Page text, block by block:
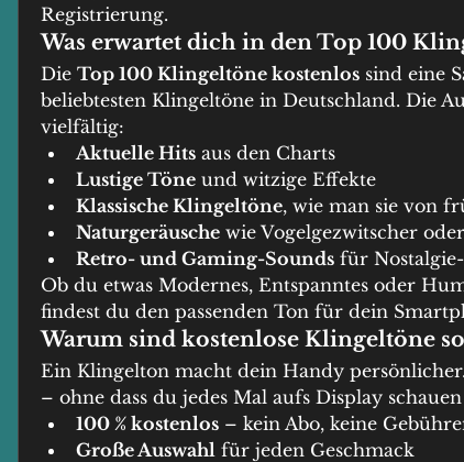
Registrierung.
Was erwartet dich in den Top 100
Die Top 100 Klingeltöne kostenlos sind eine
beliebtesten Klingeltöne in Deutschland. Die
vielfältig:
Aktuelle Hits aus den Charts
Lustige Töne und witzige Effekte
Klassische Klingeltöne, wie man sie von
Naturgeräusche wie Vogelgezwitscher
Retro- und Gaming-Sounds für
Ob du etwas Modernes, Entspanntes oder
findest du den passenden Ton für dein
Warum sind kostenlose Klingeltöne
Ein Klingelton macht dein Handy
– ohne dass du jedes Mal aufs Display
100 % kostenlos – kein Abo, keine
Große Auswahl für jeden Geschmack